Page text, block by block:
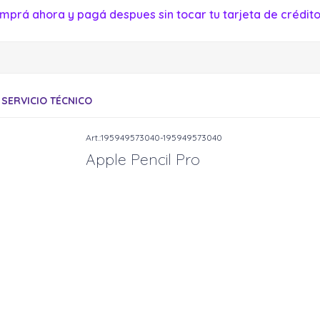
ahora y pagá despues sin tocar tu tarjeta de
SERVICIO TÉCNICO
195949573040-195949573040
Apple Pencil Pro